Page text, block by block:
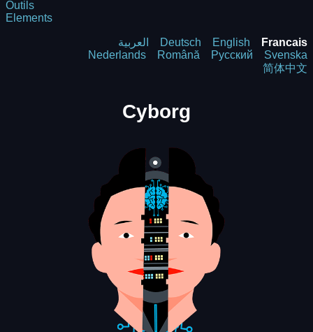
Outils
Elements
العربية Deutsch English
Francais
Nederlands
Română Русский
Svenska
简体中文
Cyborg